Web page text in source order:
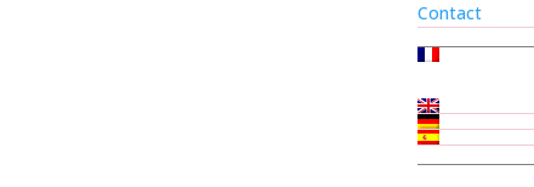
Contact